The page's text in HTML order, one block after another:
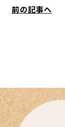
前の記事へ